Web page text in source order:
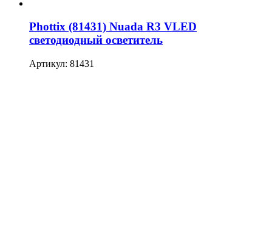
Phottix (81431) Nuada R3 VLED
светодиодный осветитель
Артикул: 81431